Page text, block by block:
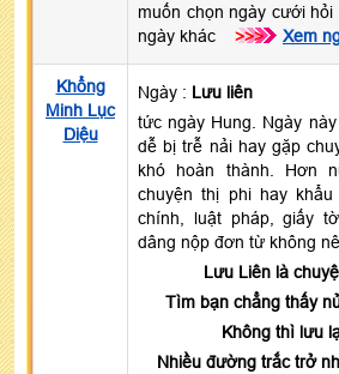
muốn chọn ngày cưới
ngày khác
>>> Xem
Khổng
Minh Lục
Diệu
Ngày : Lưu liên
tức ngày Hung. Ngày
dễ bị trễ nải hay gặp
khó hoàn thành. Hơn
chuyện thị phi hay
chính, luật pháp, giấy
dâng nộp đơn từ không
Lưu Liên là
Tìm bạn chẳng thấy
Không thì lưu
Nhiều đường trắc trở